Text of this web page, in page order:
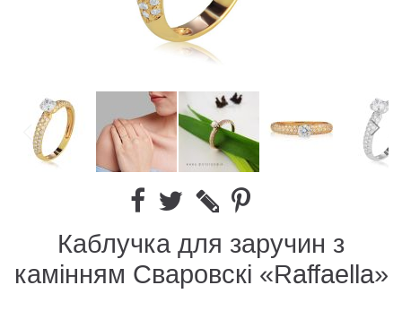
Каблучка для заручин з
камінням Сваровскі «Raffaella»